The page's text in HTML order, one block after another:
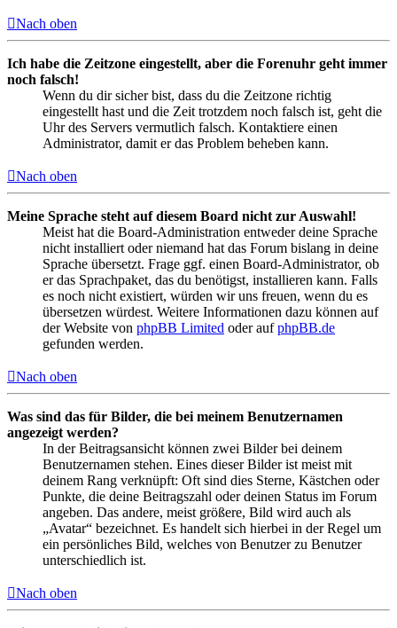
Nach oben
Ich habe die Zeitzone eingestellt, aber die Forenuhr geht immer
noch falsch!
Wenn du dir sicher bist, dass du die Zeitzone richtig
eingestellt hast und die Zeit trotzdem noch falsch ist, geht die
Uhr des Servers vermutlich falsch. Kontaktiere einen
Administrator, damit er das Problem beheben kann.
Nach oben
Meine Sprache steht auf diesem Board nicht zur Auswahl!
Meist hat die Board-Administration entweder deine Sprache
nicht installiert oder niemand hat das Forum bislang in deine
Sprache übersetzt. Frage ggf. einen Board-Administrator, ob
er das Sprachpaket, das du benötigst, installieren kann. Falls
es noch nicht existiert, würden wir uns freuen, wenn du es
übersetzen würdest. Weitere Informationen dazu können auf
der Website von phpBB Limited oder aufphpBB.de
gefunden werden.
Nach oben
Was sind das für Bilder, die bei meinem Benutzernamen
angezeigt werden?
In der Beitragsansicht können zwei Bilder bei deinem
Benutzernamen stehen. Eines dieser Bilder ist meist mit
deinem Rang verknüpft: Oft sind dies Sterne, Kästchen oder
Punkte, die deine Beitragszahl oder deinen Status im Forum
angeben. Das andere, meist größere, Bild wird auch als
„Avatar“ bezeichnet. Es handelt sich hierbei in der Regel um
ein persönliches Bild, welches von Benutzer zu Benutzer
unterschiedlich ist.
Nach oben